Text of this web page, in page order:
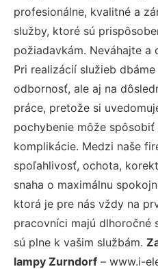
profesionálne, kvalitné a
služby, ktoré sú
požiadavkám. Neváhajte a
Pri realizácií služieb
odbornosť, ale aj na
práce, pretože si
pochybenie môže
komplikácie. Medzi naše
spoľahlivosť, ochota,
snaha o maximálnu
ktorá je pre nás vždy na
pracovníci majú dlhoročné
sú plne k vašim službám.
lampy Zurndorf – www.i-